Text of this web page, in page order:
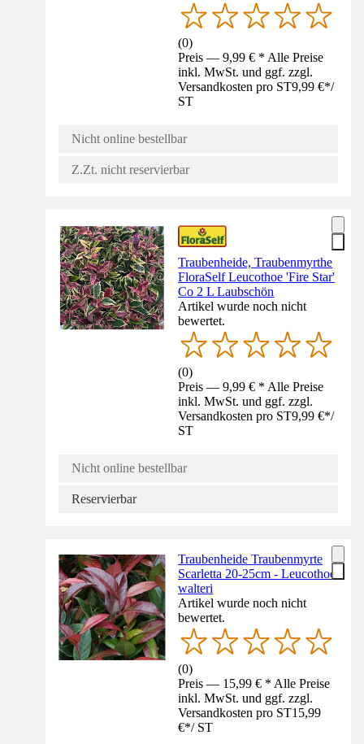
(0)
Preis — 9,99 € * Alle Preise
inkl. MwSt. und ggf. zzgl.
Versandkosten pro ST9,99 €*/
ST
Nicht online bestellbar
Z.Zt. nicht reservierbar
Traubenheide, Traubenmyrthe
FloraSelf Leucothoe 'Fire Star'
Co 2 L Laubschön
Artikel wurde noch nicht
bewertet.
(0)
Preis — 9,99 € * Alle Preise
inkl. MwSt. und ggf. zzgl.
Versandkosten pro ST9,99 €*/
ST
Nicht online bestellbar
Reservierbar
Traubenheide Traubenmyrte
Scarletta 20-25cm - Leucothoe
walteri
Artikel wurde noch nicht
bewertet.
(0)
Preis — 15,99 € * Alle Preise
inkl. MwSt. und ggf. zzgl.
Versandkosten pro ST15,99
€*/ ST